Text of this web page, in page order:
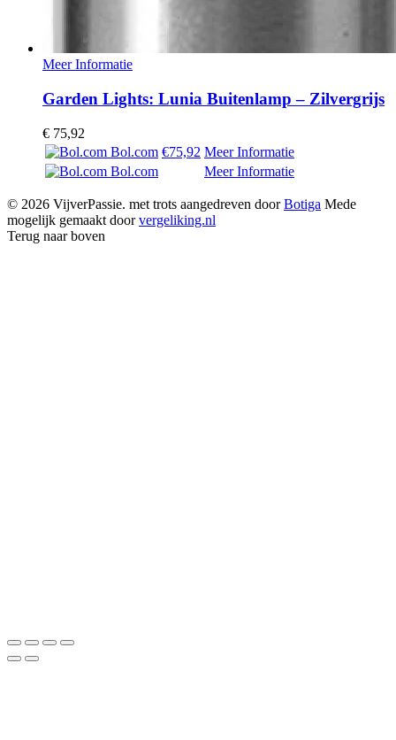
Meer Informatie
Garden Lights: Lunia Buitenlamp – Zilvergrijs
€ 75,92
Bol.com €75,92 Meer Informatie
Bol.com
Meer Informatie
© 2026 VijverPassie. met trots aangedreven doorBotiga Mede
mogelijk gemaakt doorvergeliking.nl
Terug naar boven